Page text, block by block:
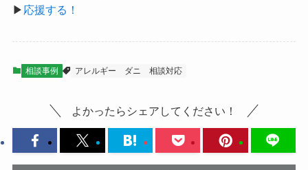
▶ 応援する！
相談事例 アレルギー ダニ 相談対応
よかったらシェアしてください！